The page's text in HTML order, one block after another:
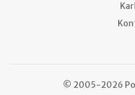
© 2005-2026